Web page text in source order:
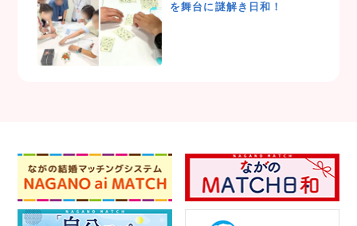
を舞台に謎解き日和！